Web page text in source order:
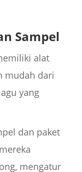
Sampel
alat
mudah dari
yang
dan paket
mengatur